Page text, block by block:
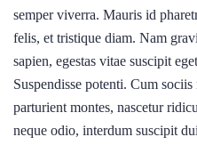
semper viverra. Mauris id
felis, et tristique diam. Nam
sapien, egestas vitae suscipit
Suspendisse potenti. Cum
parturient montes, nascetur
neque odio, interdum suscipit